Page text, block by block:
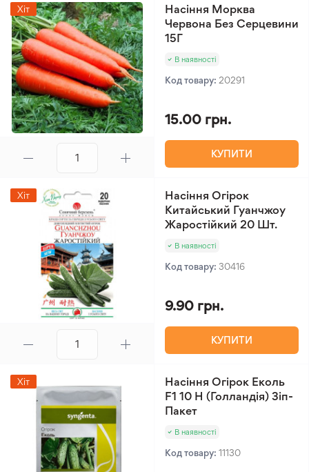
Хіт
Насіння Морква
Червона Без Серцевини
15Г
В наявності
Код товару: 20291
15.00 грн.
КУПИТИ
Хіт
Насіння Огірок
Китайський Гуанчжоу
Жаростійкий 20 Шт.
В наявності
Код товару: 30416
9.90 грн.
КУПИТИ
Хіт
Насіння Огірок Еколь
F1 10 Н (Голландія) Зіп-
Пакет
В наявності
Код товару: 11130